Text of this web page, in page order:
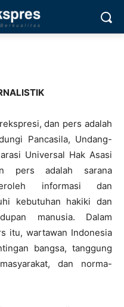
dan pers adalah
Pancasila, Undang-
Universal Hak Asasi
pers adalah sarana
informasi dan
kebutuhan hakiki dan
manusia. Dalam
itu, wartawan Indonesia
bangsa, tanggung
dan norma-